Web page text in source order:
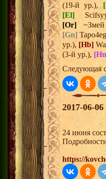
(19-й ур.),
[El]
[Or]
[Gn] Tapo4eg
ур.), [Hb]
(3-й ур.),
Следующая
2017-06-
24 июня
https://